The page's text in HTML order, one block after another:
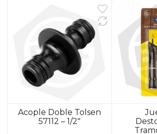
Acople Doble Tolsen
57112 – 1/2″